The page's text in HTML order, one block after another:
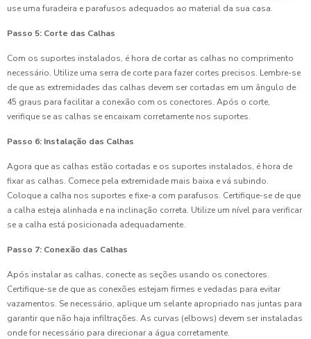
use uma furadeira e parafusos adequados ao material da sua casa.
Passo 5: Corte das Calhas
Com os suportes instalados, é hora de cortar as calhas no comprimento
necessário. Utilize uma serra de corte para fazer cortes precisos. Lembre-se
de que as extremidades das calhas devem ser cortadas em um ângulo de
45 graus para facilitar a conexão com os conectores. Após o corte,
verifique se as calhas se encaixam corretamente nos suportes.
Passo 6: Instalação das Calhas
Agora que as calhas estão cortadas e os suportes instalados, é hora de
fixar as calhas. Comece pela extremidade mais baixa e vá subindo.
Coloque a calha nos suportes e fixe-a com parafusos. Certifique-se de que
a calha esteja alinhada e na inclinação correta. Utilize um nível para verificar
se a calha está posicionada adequadamente.
Passo 7: Conexão das Calhas
Após instalar as calhas, conecte as seções usando os conectores.
Certifique-se de que as conexões estejam firmes e vedadas para evitar
vazamentos. Se necessário, aplique um selante apropriado nas juntas para
garantir que não haja infiltrações. As curvas (elbows) devem ser instaladas
onde for necessário para direcionar a água corretamente.